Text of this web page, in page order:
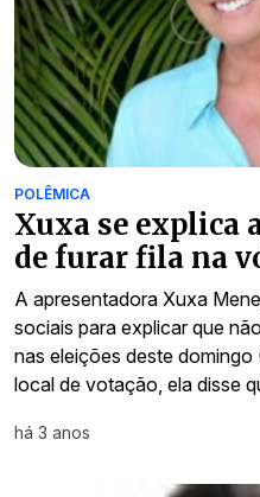
POLÊMICA
Xuxa se explica
de furar fila na
A apresentadora Xuxa
sociais para explicar que
nas eleições deste
local de votação, ela disse
há 3 anos